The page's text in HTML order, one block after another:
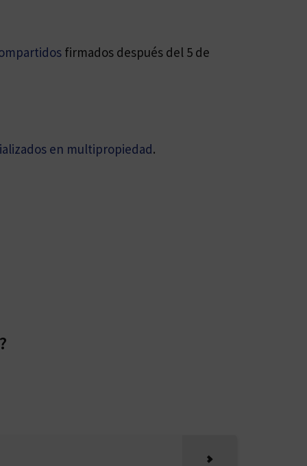
firmados después del 5 de
en multipropiedad.